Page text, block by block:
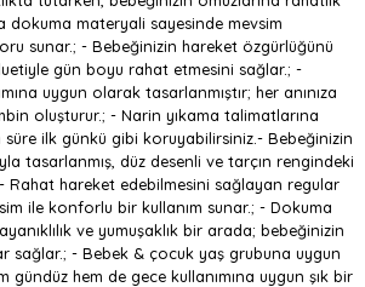
dokuma materyali sayesinde mevsim
sunar.; - Bebeğinizin hareket özgürlüğünü
gün boyu rahat etmesini sağlar.; -
uygun olarak tasarlanmıştır; her anınıza
oluşturur.; - Narin yıkama talimatlarına
süre ilk günkü gibi koruyabilirsiniz.- Bebeğinizin
tasarlanmış, düz desenli ve tarçın rengindeki
Rahat hareket edebilmesini sağlayan regular
ile konforlu bir kullanım sunar.; - Dokuma
ve yumuşaklık bir arada; bebeğinizin
sağlar.; - Bebek & çocuk yaş grubuna uygun
gündüz hem de gece kullanımına uygun şık bir